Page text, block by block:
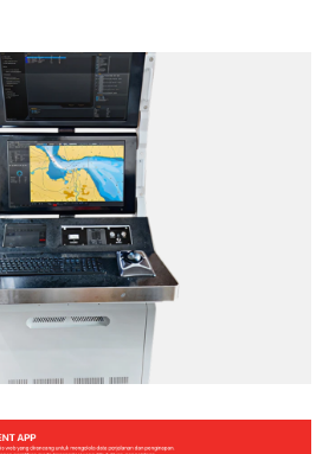
TRAINER – NAVAL
SYSTEM
Web Application